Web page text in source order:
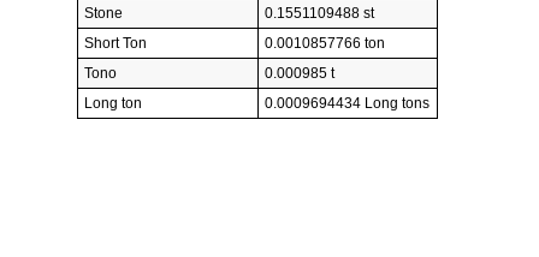
Stone
0.1551109488 st
Short Ton
0.0010857766 ton
Tono
0.000985 t
Long ton
0.0009694434 Long tons